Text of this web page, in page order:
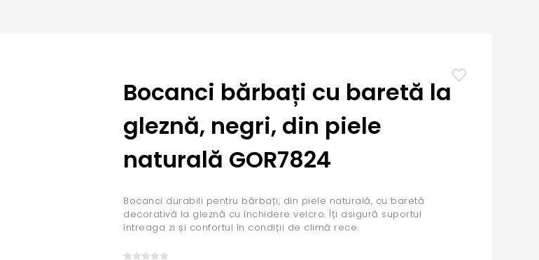
Bocanci bărbați cu baretă la
gleznă, negri, din piele
naturală GOR7824
Bocanci durabili pentru bărbați, din piele naturală, cu baretă
decorativă la gleznă cu închidere velcro. Îți asigură suportul
întreaga zi și confortul în condiții de climă rece.